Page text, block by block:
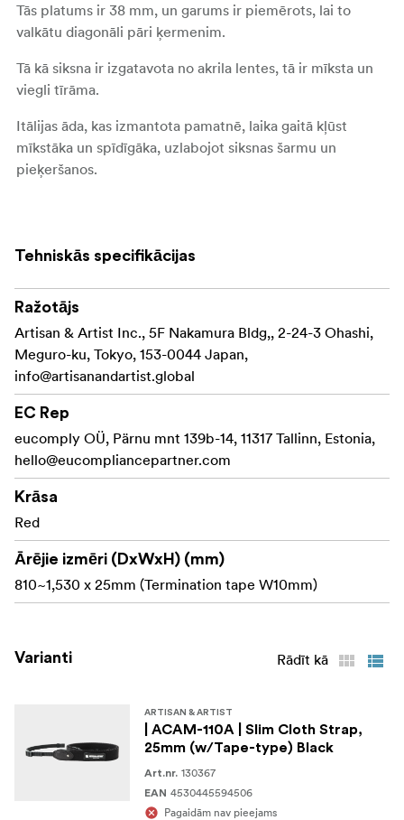
Tās platums ir 38 mm, un garums ir piemērots, lai to
valkātu diagonāli pāri ķermenim.
Tā kā siksna ir izgatavota no akrila lentes, tā ir mīksta un
viegli tīrāma.
Itālijas āda, kas izmantota pamatnē, laika gaitā kļūst
mīkstāka un spīdīgāka, uzlabojot siksnas šarmu un
pieķeršanos.
Lūdzu, ņemiet vērā, ka siksnai ir lentes tipa
piestiprināšanas sistēma. Izmantojot trīsstūrveida
gredzenu, to var piestiprināt arī pie kamerām ar acs
caurumiem.
Ražots Japānā
Izmēri: (garums x platums) 810–1530 x 38 mm (galas
lenta W10mm)
Materiāls: akrils, āda, poliesters
Tehniskās specifikācijas
Ražotājs
Artisan & Artist Inc., 5F Nakamura Bldg,, 2-24-3 Ohashi,
Meguro-ku, Tokyo, 153-0044 Japan,
info@artisanandartist.global
EC Rep
eucomply OÜ, Pärnu mnt 139b-14, 11317 Tallinn, Estonia,
hello@eucompliancepartner.com
Krāsa
Red
Ārējie izmēri (DxWxH) (mm)
810~1,530 x 25mm (Termination tape W10mm)
Varianti Rādīt kā
ARTISAN & ARTIST
| ACAM-110A | Slim Cloth Strap,
25mm (w/Tape-type) Black
Art.nr. 130367
EAN 4530445594506
Pagaidām nav pieejams